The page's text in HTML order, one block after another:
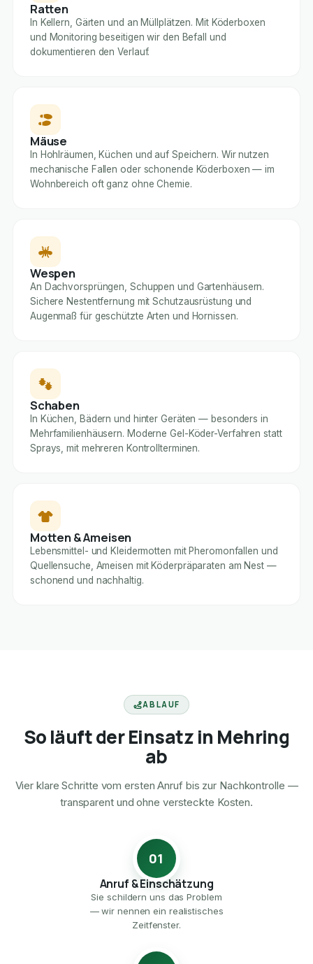
Ratten
In Kellern, Gärten und an Müllplätzen. Mit Köderboxen
und Monitoring beseitigen wir den Befall und
dokumentieren den Verlauf.
Mäuse
In Hohlräumen, Küchen und auf Speichern. Wir nutzen
mechanische Fallen oder schonende Köderboxen — im
Wohnbereich oft ganz ohne Chemie.
Wespen
An Dachvorsprüngen, Schuppen und Gartenhäusern.
Sichere Nestentfernung mit Schutzausrüstung und
Augenmaß für geschützte Arten und Hornissen.
Schaben
In Küchen, Bädern und hinter Geräten — besonders in
Mehrfamilienhäusern. Moderne Gel-Köder-Verfahren statt
Sprays, mit mehreren Kontrollterminen.
Motten & Ameisen
Lebensmittel- und Kleidermotten mit Pheromonfallen und
Quellensuche, Ameisen mit Köderpräparaten am Nest —
schonend und nachhaltig.
ABLAUF
So läuft der Einsatz in Mehring
ab
Vier klare Schritte vom ersten Anruf bis zur Nachkontrolle —
transparent und ohne versteckte Kosten.
01
Anruf & Einschätzung
Sie schildern uns das Problem
— wir nennen ein realistisches
Zeitfenster.